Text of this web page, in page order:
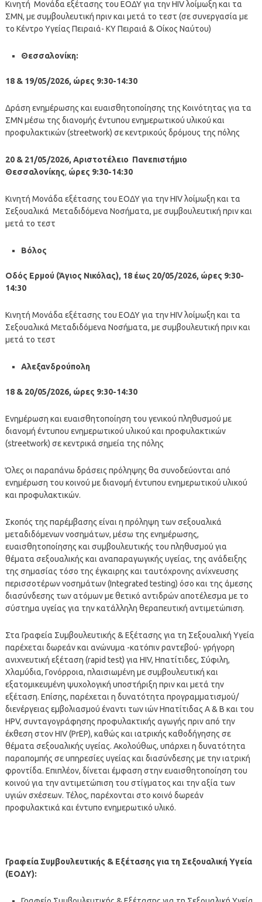
Κινητή Μονάδα εξέτασης του ΕΟΔΥ για την HIV λοίμωξη και τα
ΣΜΝ, με συμβουλευτική πριν και μετά το τεστ (σε συνεργασία με
το Κέντρο Υγείας Πειραιά- ΚΥ Πειραιά & Οίκος Ναύτου)
Θεσσαλονίκη:
18 & 19/05/2026, ώρες 9:30-14:30
Δράση ενημέρωσης και ευαισθητοποίησης της Κοινότητας για τα
ΣΜΝ μέσω της διανομής έντυπου ενημερωτικού υλικού και
προφυλακτικών (streetwork) σε κεντρικούς δρόμους της πόλης
20 & 21/05/2026, Αριστοτέλειο Πανεπιστήμιο
Θεσσαλονίκης, ώρες 9:30-14:30
Κινητή Μονάδα εξέτασης του ΕΟΔΥ για την HIV λοίμωξη και τα
Σεξουαλικά Μεταδιδόμενα Νοσήματα, με συμβουλευτική πριν και
μετά το τεστ
Βόλος
Οδός Ερμού (Άγιος Νικόλας), 18 έως 20/05/2026, ώρες 9:30-
14:30
Κινητή Μονάδα εξέτασης του ΕΟΔΥ για την HIV λοίμωξη και τα
Σεξουαλικά Μεταδιδόμενα Νοσήματα, με συμβουλευτική πριν και
μετά το τεστ
Αλεξανδρούπολη
18 & 20/05/2026, ώρες 9:30-14:30
Ενημέρωση και ευαισθητοποίηση του γενικού πληθυσμού με
διανομή έντυπου ενημερωτικού υλικού και προφυλακτικών
(streetwork) σε κεντρικά σημεία της πόλης
Όλες οι παραπάνω δράσεις πρόληψης θα συνοδεύονται από
ενημέρωση του κοινού με διανομή έντυπου ενημερωτικού υλικού
και προφυλακτικών.
Σκοπός της παρέμβασης είναι η πρόληψη των σεξουαλικά
μεταδιδόμενων νοσημάτων, μέσω της ενημέρωσης,
ευαισθητοποίησης και συμβουλευτικής του πληθυσμού για
θέματα σεξουαλικής και αναπαραγωγικής υγείας, της ανάδειξης
της σημασίας τόσο της έγκαιρης και ταυτόχρονης ανίχνευσης
περισσοτέρων νοσημάτων (Integrated testing) όσο και της άμεσης
διασύνδεσης των ατόμων με θετικό αντιδρών αποτέλεσμα με το
σύστημα υγείας για την κατάλληλη θεραπευτική αντιμετώπιση.
Στα Γραφεία Συμβουλευτικής & Εξέτασης για τη Σεξουαλική Υγεία
παρέχεται δωρεάν και ανώνυμα -κατόπιν ραντεβού- γρήγορη
ανιχνευτική εξέταση (rapid test) για HIV, Ηπατίτιδες, Σύφιλη,
Χλαμύδια, Γονόρροια, πλαισιωμένη με συμβουλευτική και
εξατομικευμένη ψυχολογική υποστήριξη πριν και μετά την
εξέταση. Επίσης, παρέχεται η δυνατότητα προγραμματισμού/
διενέργειας εμβολιασμού έναντι των ιών Ηπατίτιδας Α & Β και του
HPV, συνταγογράφησης προφυλακτικής αγωγής πριν από την
έκθεση στον HIV (PrEP), καθώς και ιατρικής καθοδήγησης σε
θέματα σεξουαλικής υγείας. Ακολούθως, υπάρχει η δυνατότητα
παραπομπής σε υπηρεσίες υγείας και διασύνδεσης με την ιατρική
φροντίδα. Επιπλέον, δίνεται έμφαση στην ευαισθητοποίηση του
κοινού για την αντιμετώπιση του στίγματος και την αξία των
υγιών σχέσεων. Τέλος, παρέχονται στο κοινό δωρεάν
προφυλακτικά και έντυπο ενημερωτικό υλικό.
Γραφεία Συμβουλευτικής & Εξέτασης για τη Σεξουαλική Υγεία
(ΕΟΔΥ):